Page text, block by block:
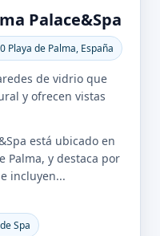
Palace&Spa
Playa de Palma, España
de vidrio que
y ofrecen vistas
está ubicado en
Palma, y destaca por
incluyen...
Spa